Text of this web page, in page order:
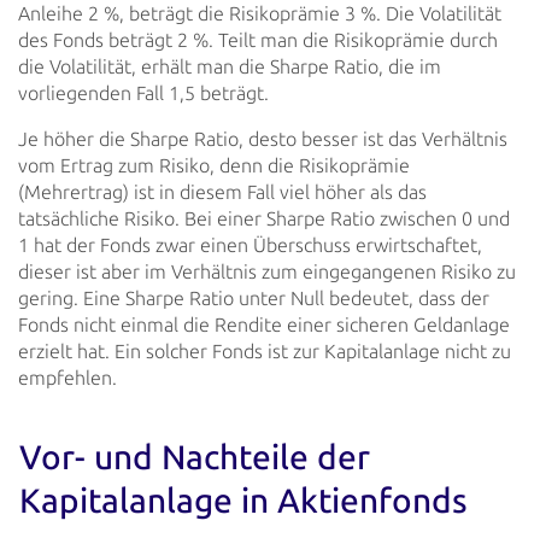
Anleihe 2 %, beträgt die Risikoprämie 3 %. Die Volatilität
des Fonds beträgt 2 %. Teilt man die Risikoprämie durch
die Volatilität, erhält man die Sharpe Ratio, die im
vorliegenden Fall 1,5 beträgt.
Je höher die Sharpe Ratio, desto besser ist das Verhältnis
vom Ertrag zum Risiko, denn die Risikoprämie
(Mehrertrag) ist in diesem Fall viel höher als das
tatsächliche Risiko. Bei einer Sharpe Ratio zwischen 0 und
1 hat der Fonds zwar einen Überschuss erwirtschaftet,
dieser ist aber im Verhältnis zum eingegangenen Risiko zu
gering. Eine Sharpe Ratio unter Null bedeutet, dass der
Fonds nicht einmal die Rendite einer sicheren Geldanlage
erzielt hat. Ein solcher Fonds ist zur Kapitalanlage nicht zu
empfehlen.
Vor- und Nachteile der
Kapitalanlage in Aktienfonds